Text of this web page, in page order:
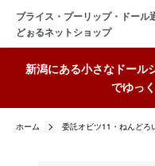
ブライス・プーリップ・ドール
どぉるネットショップ
新潟にある小さなドール
でゆっ
ホーム 委託オビツ11・ねんどろ